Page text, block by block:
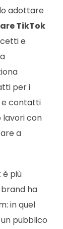
adottare
TikTok
e
per i
e contatti
lavori con
a
è più
ha
in quel
pubblico